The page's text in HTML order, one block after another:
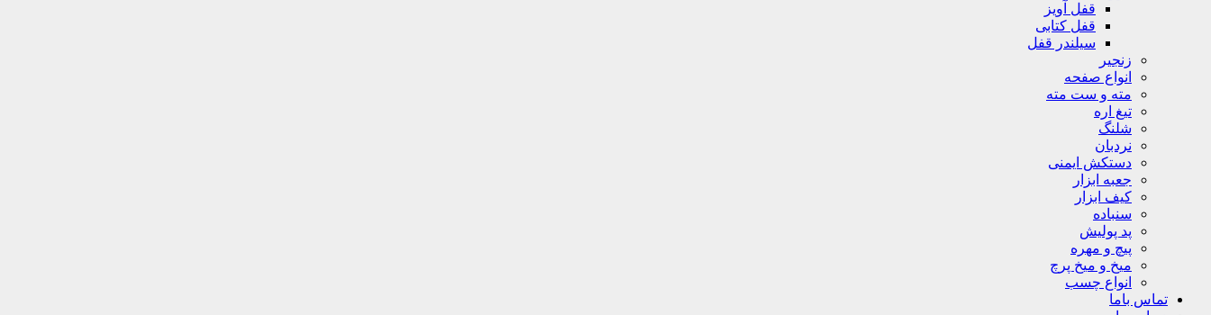
قفل آویز
قفل کتابی
سیلندر قفل
زنجیر
انواع صفحه
مته و ست مته
تیغ اره
شلنگ
نردبان
دستکش ایمنی
جعبه ابزار
کیف ابزار
سنباده
پد پولیش
پیچ و مهره
میخ و میخ پرچ
انواع چسب
تماس باما